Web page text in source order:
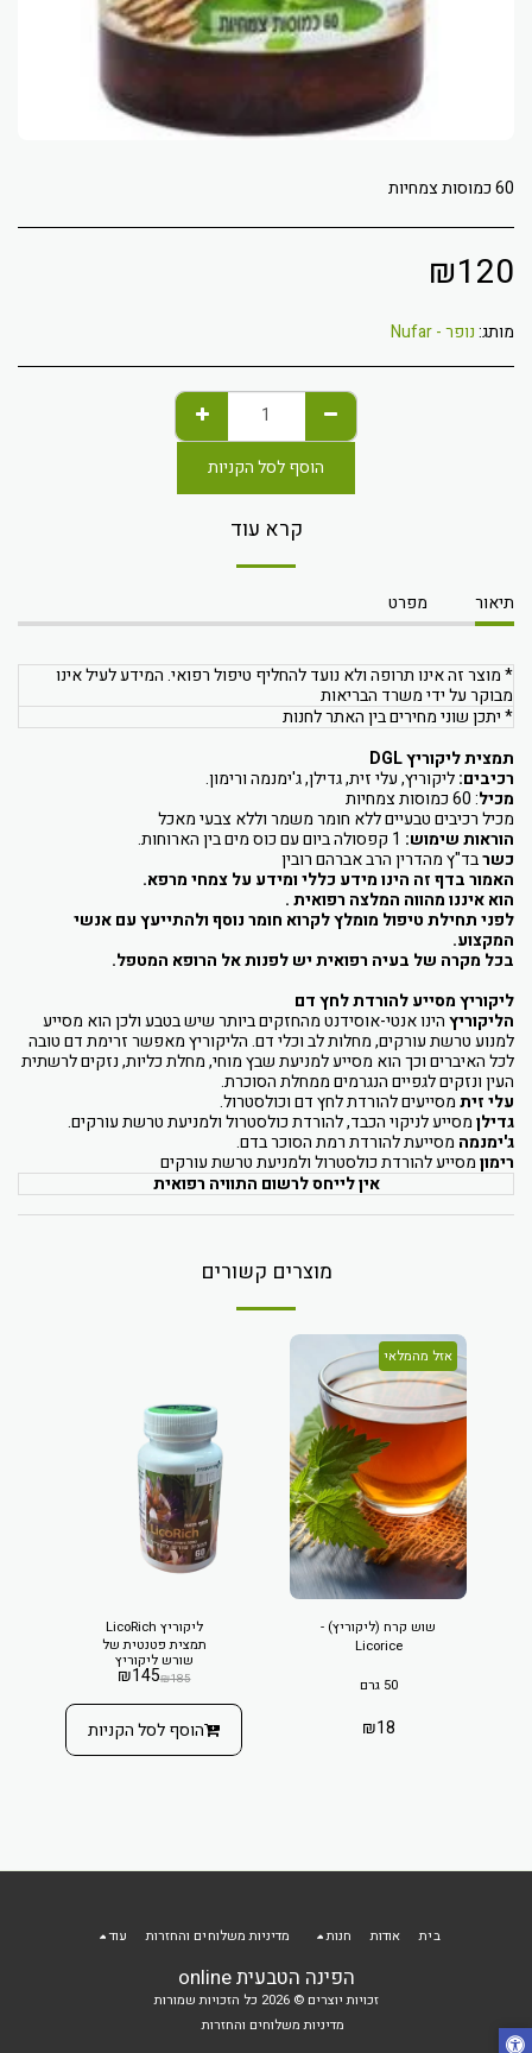
60 כמוסות צמחיות
₪120
מותג:נופר - Nufar
הוסף לסל הקניות
קרא עוד
תיאור מפרט
* מוצר זה אינו תרופה ולא נועד להחליף טיפול רפואי. המידע לעיל אינו
מבוקר על ידי משרד הבריאות
* יתכן שוני מחירים בין האתר לחנות
תמצית ליקוריץ DGL
רכיבים:ליקוריץ, עלי זית, גדילן, ג'ימנמה ורימון.
מכיל: 60 כמוסות צמחיות
מכיל רכיבים טבעיים ללא חומר משמר וללא צבעי מאכל
הוראות שימוש:
כשרבד"ץ מהדרין הרב אברהם רובין
האמור בדף זה הינו מידע כללי ומידע על צמחי מרפא.
הוא איננו מהווה המלצה רפואית .
לפני תחילת טיפול מומלץ לקרוא חומר נוסף ולהתייעץ עם אנשי
המקצוע.
בכל מקרה של בעיה רפואית יש לפנות אל הרופא המטפל.
ליקוריץ מסייע להורדת לחץ דם
הליקוריץהינו אנטי-אוסידנט מהחזקים ביותר שיש בטבע ולכן הוא מסייע
למנוע טרשת עורקים, מחלות לב וכלי דם. הליקוריץ מאפשר זרימת דם טובה
לכל האיברים וכך הוא מסייע למניעת שבץ מוחי, מחלת כליות, נזקים לרשתית
העין ונזקים לגפיים הנגרמים ממחלת הסוכרת.
עלי זיתמסייעים להורדת לחץ דם וכולסטרול.
גדילןמסייע לניקוי הכבד, להורדת כולסטרול ולמניעת טרשת עורקים.
ג'ימנמה מסייעת להורדת רמת הסוכר בדם.
רימוןמסייע להורדת כולסטרול ולמניעת טרשת עורקים
אין לייחס לרשום התוויה רפואית
מוצרים קשורים
אזל מהמלאי
שוש קרח (ליקוריץ) -
Licorice
50 גרם
₪18
ליקוריץ LicoRich
תמצית פטנטית של
שורש ליקוריץ
₪185
₪145
הוסף לסל הקניות
הפינה הטבעית online
זכויות יוצרים © 2026 כל הזכויות שמורות
מדיניות משלוחים והחזרות
בית אודות חנות מדיניות משלוחים והחזרות עוד